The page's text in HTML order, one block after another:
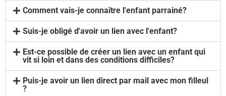
Comment vais-je connaître l'enfant parrainé?
Suis-je obligé d'avoir un lien avec l'enfant?
Est-ce possible de créer un lien avec un enfant qui
vit si loin et dans des conditions difficiles?
Puis-je avoir un lien direct par mail avec mon filleul
?